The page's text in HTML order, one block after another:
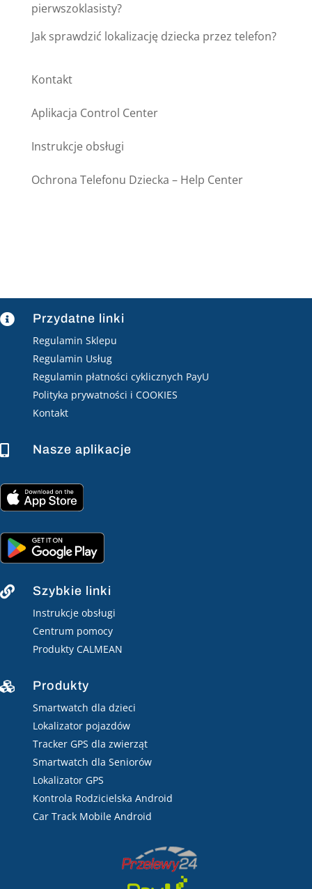
pierwszoklasisty?
Jak sprawdzić lokalizację dziecka przez telefon?
Kontakt
Aplikacja Control Center
Instrukcje obsługi
Ochrona Telefonu Dziecka – Help Center
 Przydatne linki
Regulamin Sklepu
Regulamin Usług
Regulamin płatności cyklicznych PayU
Polityka prywatności i COOKIES
Kontakt
 Nasze aplikacje
 Szybkie linki
Instrukcje obsługi
Centrum pomocy
Produkty CALMEAN
 Produkty
Smartwatch dla dzieci
Lokalizator pojazdów
Tracker GPS dla zwierząt
Smartwatch dla Seniorów
Lokalizator GPS
Kontrola Rodzicielska Android
Car Track Mobile Android